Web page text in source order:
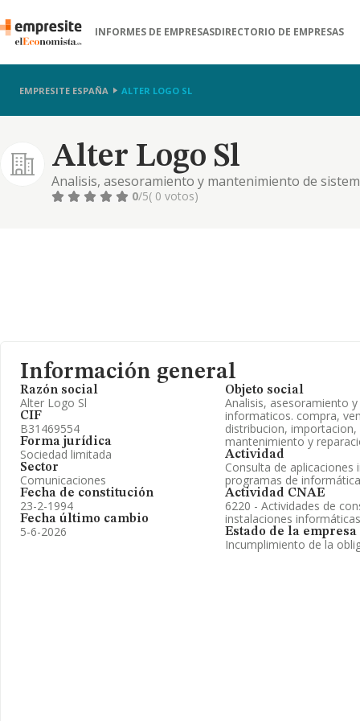
INFORMES DE EMPRESASDIRECTORIO DE EMPRESAS
EMPRESITE ESPAÑA ALTER LOGO SL
Alter Logo Sl
Analisis, asesoramiento y mantenimiento de
representacion, distribucion, importacion,
0/5( 0 votos)
Información general
Razón social
Alter Logo Sl
CIF
B31469554
Forma jurídica
Sociedad limitada
Sector
Comunicaciones
Fecha de constitución
23-2-1994
Fecha último cambio
5-6-2026
Objeto social
Analisis, asesoramiento
informaticos. compra,
distribucion,
mantenimiento y
Actividad
Consulta de
programas de informática
Actividad CNAE
6220 - Actividades de
instalaciones informáticas
Estado de la empresa
Incumplimiento de la